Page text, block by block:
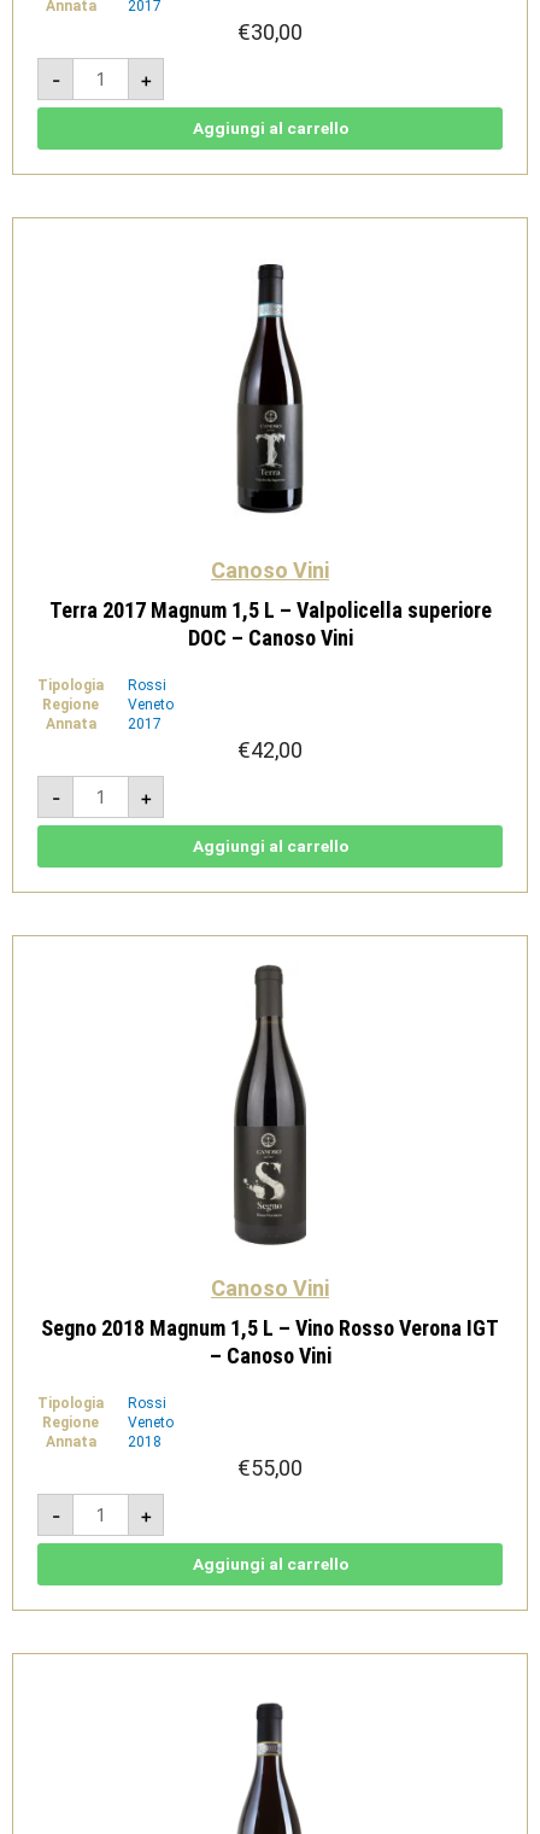
Annata 2017
€30,00
-
Verso
2017
Magnum
1,5
Superiore
-
+
Aggiungi al carrello
Canoso Vini
Terra 2017 Magnum 1,5 L – Valpolicella superiore
DOC – Canoso Vini
Tipologia
Rossi
Regione
Veneto
Annata
2017
€42,00
-
Terra
2017
Magnum
1,5
superiore
Canoso
+
Aggiungi al carrello
Canoso Vini
Segno 2018 Magnum 1,5 L – Vino Rosso Verona IGT
– Canoso Vini
Tipologia
Rossi
Regione
Veneto
Annata
2018
€55,00
-
Segno
2018
Magnum
1,5
Rosso
-
+
Aggiungi al carrello